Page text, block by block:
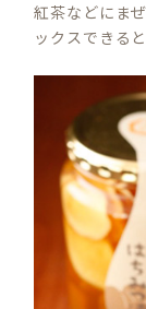
紅茶などにま
ックスできる